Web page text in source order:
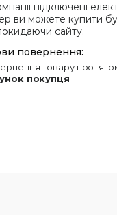
підключені
ви можете купити
сайту.
товару
покупця